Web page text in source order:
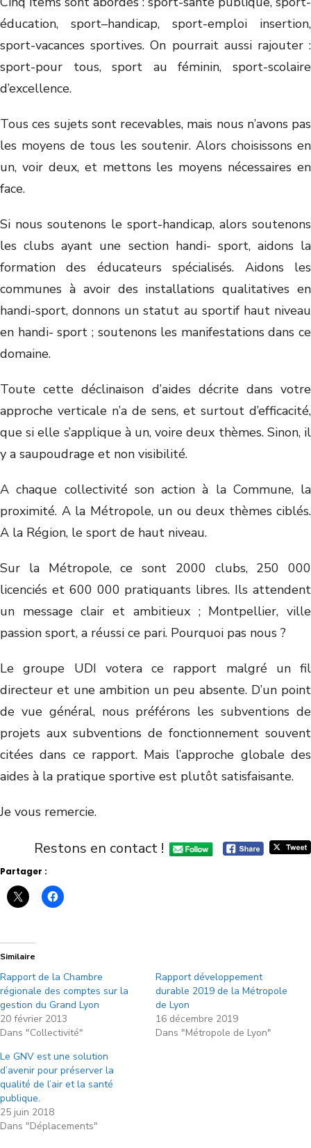
éducation, sport–handicap, sport-emploi insertion,
sport-vacances sportives. On pourrait aussi rajouter :
sport-pour tous, sport au féminin, sport-scolaire
d’excellence.
Tous ces sujets sont recevables, mais nous n’avons pas
les moyens de tous les soutenir. Alors choisissons en
un, voir deux, et mettons les moyens nécessaires en
face.
Si nous soutenons le sport-handicap, alors soutenons
les clubs ayant une section handi- sport, aidons la
formation des éducateurs spécialisés. Aidons les
communes à avoir des installations qualitatives en
handi-sport, donnons un statut au sportif haut niveau
en handi- sport ; soutenons les manifestations dans ce
domaine.
Toute cette déclinaison d’aides décrite dans votre
approche verticale n’a de sens, et surtout d’efficacité,
que si elle s’applique à un, voire deux thèmes. Sinon, il
y a saupoudrage et non visibilité.
A chaque collectivité son action à la Commune, la
proximité. A la Métropole, un ou deux thèmes ciblés.
A la Région, le sport de haut niveau.
Sur la Métropole, ce sont 2000 clubs, 250 000
licenciés et 600 000 pratiquants libres. Ils attendent
un message clair et ambitieux ; Montpellier, ville
passion sport, a réussi ce pari. Pourquoi pas nous ?
Le groupe UDI votera ce rapport malgré un fil
directeur et une ambition un peu absente. D’un point
de vue général, nous préférons les subventions de
projets aux subventions de fonctionnement souvent
citées dans ce rapport. Mais l’approche globale des
aides à la pratique sportive est plutôt satisfaisante.
Je vous remercie.
Restons en contact !
Partager :
Similaire
Rapport de la Chambre
régionale des comptes sur la
gestion du Grand Lyon
20 février 2013
Dans "Collectivité"
Rapport développement
durable 2019 de la Métropole
de Lyon
16 décembre 2019
Dans "Métropole de Lyon"
Le GNV est une solution
d’avenir pour préserver la
qualité de l’air et la santé
publique.
25 juin 2018
Dans "Déplacements"